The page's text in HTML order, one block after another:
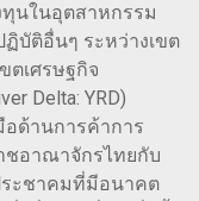
ทุนในอุตสาหกรรม
บัติอื่นๆ ระหว่างเขต
ตเศรษฐกิจ
Delta: YRD)
ด้านการค้าการ
ชอาณาจักรไทยกับ
ะชาคมที่มีอนาคต